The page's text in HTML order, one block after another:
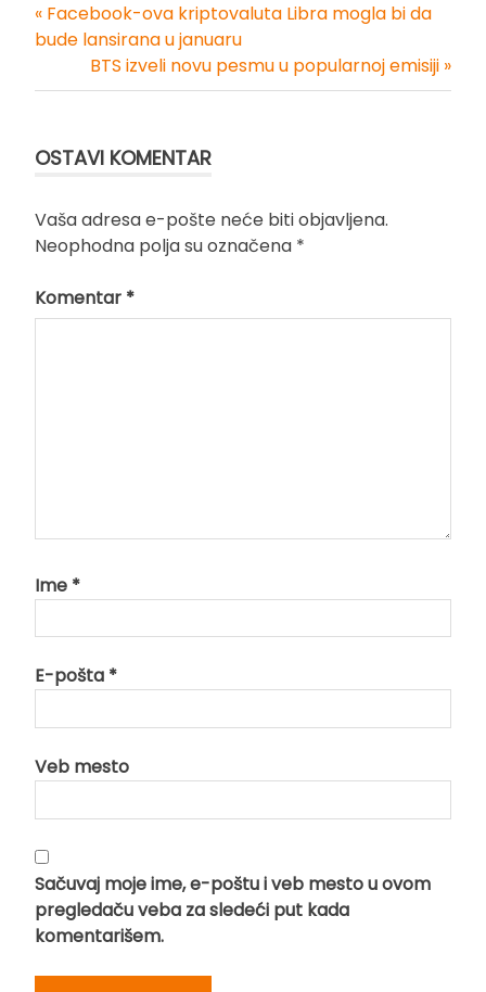
Kretanje
članka
« Facebook-ova kriptovaluta Libra mogla bi da
bude lansirana u januaru
BTS izveli novu pesmu u popularnoj emisiji »
OSTAVI KOMENTAR
Vaša adresa e-pošte neće biti objavljena.
Neophodna polja su označena *
Komentar *
Ime *
E-pošta *
Veb mesto
Sačuvaj moje ime, e-poštu i veb mesto u ovom
pregledaču veba za sledeći put kada
komentarišem.